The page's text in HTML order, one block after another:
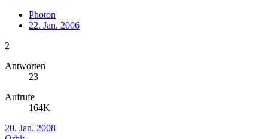
Photon
22. Jan. 2006
2
Antworten
23
Aufrufe
164K
20. Jan. 2008